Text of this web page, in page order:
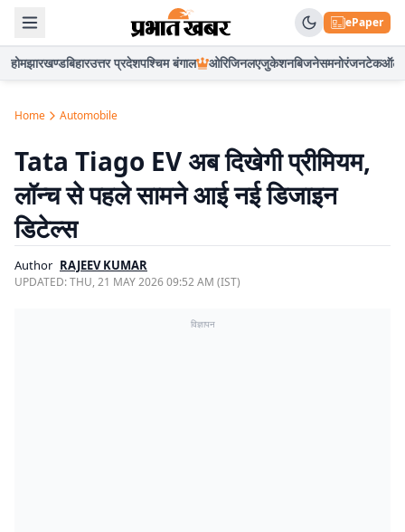
ePaper
होमझारखण्डबिहारउत्तर प्रदेशपश्चिम बंगाल ओरिजिनलएजुकेशनबिजनेसमनोरंजनटेकऑटो
Home Automobile
Tata Tiago EV अब दिखेगी प्रीमियम,
लॉन्च से पहले सामने आई नई डिजाइन
डिटेल्स
Author RAJEEV KUMAR
UPDATED:THU, 21 MAY 2026 09:52 AM (IST)
विज्ञापन